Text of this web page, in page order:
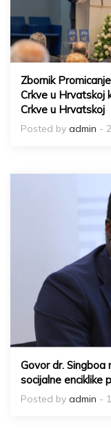
Zbornik
Crkve u Hrvatskoj
Crkve u Hrvatskoj
Posted by admin -
Govor dr.
socijalne enciklike
Posted by admin -